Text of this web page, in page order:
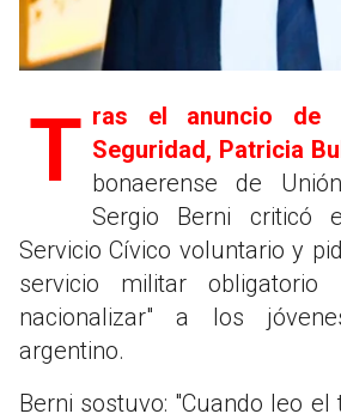
Tras el anuncio de la ministra de Seguridad, Patricia
bonaerense de
Sergio Berni criticó
Servicio Cívico voluntario y
servicio militar
nacionalizar" a los
argentino.
Berni sostuvo: "Cuando leo